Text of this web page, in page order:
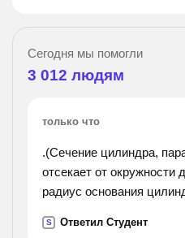
Сегодня мы помогли
3 012 людям
только что
.(Сечение цилиндра,
отсекает от окружности
радиус основания
равен 30 градусам.
S Ответил Студент